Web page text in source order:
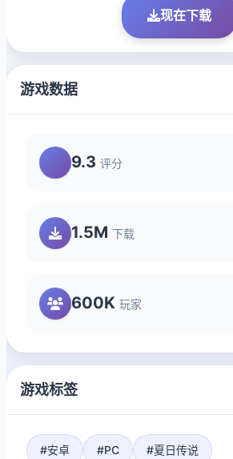
现在下载
游戏数据
9.3 评分
1.5M 下载
600K 玩家
游戏标签
#安卓 #PC #夏日传说